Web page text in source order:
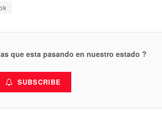
que esta pasando en nuestro estado ?
SUBSCRIBE